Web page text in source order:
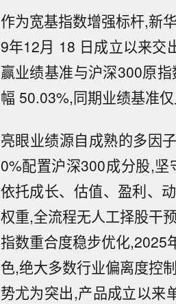
作为宽基指数增强标杆,新
9年12月 18 日成立以来交
赢业绩基准与沪深300原
幅 50.03%,同期业绩基准
亮眼业绩源自成熟的多因
0%配置沪深300成分股,
依托成长、估值、盈利、
权重,全流程无人工择股干
指数重合度稳步优化,2025
色,绝大多数行业偏离度控
势尤为突出,产品成立以来